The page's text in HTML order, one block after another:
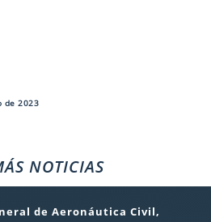
de 2023
NOTICIAS
de Aeronáutica Civil,